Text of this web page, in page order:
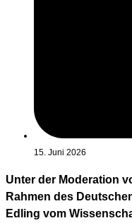
15. Juni 2026
Unter der Moderation
Rahmen des
Edling vom